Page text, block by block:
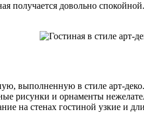
получается довольно
выполненную в стиле арт-
рисунки и орнаменты
на стенах гостиной узкие и